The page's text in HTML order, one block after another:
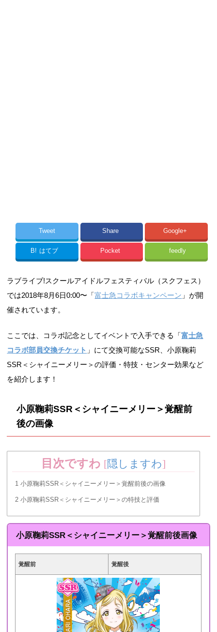
Tweet Share Google+
B! はてブ Pocket feedly
ラブライブ!スクールアイドルフェスティバル（スクフェス）
では2018年8月6日0:00〜「富士急コラボキャンペーン 」が開
催されています。
ここでは、コラボ記念としてイベントで入手できる「富士急
コラボ部員交換チケット 」にて交換可能なSSR、小原鞠莉
SSR＜シャイニーメリー＞の評価・特技・センター効果など
を紹介します！
小原鞠莉SSR＜シャイニーメリー＞覚醒前
後の画像
目次ですわ [隠しますわ]
1 小原鞠莉SSR＜シャイニーメリー＞覚醒前後の画像
2 小原鞠莉SSR＜シャイニーメリー＞の特技と評価
小原鞠莉SSR＜シャイニーメリー＞覚醒前後画像
覚醒前 覚醒後